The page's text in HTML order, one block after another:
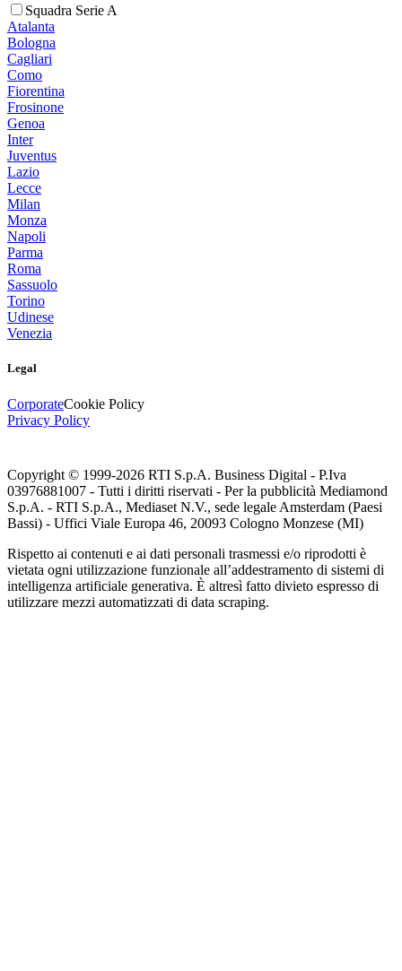
Squadra Serie A
Atalanta
Bologna
Cagliari
Como
Fiorentina
Frosinone
Genoa
Inter
Juventus
Lazio
Lecce
Milan
Monza
Napoli
Parma
Roma
Sassuolo
Torino
Udinese
Venezia
Legal
CorporateCookie Policy
Privacy Policy
Copyright © 1999-2026 RTI S.p.A. Business Digital - P.Iva
03976881007 - Tutti i diritti riservati - Per la pubblicità Mediamond
S.p.A. - RTI S.p.A., Mediaset N.V., sede legale Amsterdam (Paesi
Bassi) - Uffici Viale Europa 46, 20093 Cologno Monzese (MI)
Rispetto ai contenuti e ai dati personali trasmessi e/o riprodotti è
vietata ogni utilizzazione funzionale all’addestramento di sistemi di
intelligenza artificiale generativa. È altresì fatto divieto espresso di
utilizzare mezzi automatizzati di data scraping.